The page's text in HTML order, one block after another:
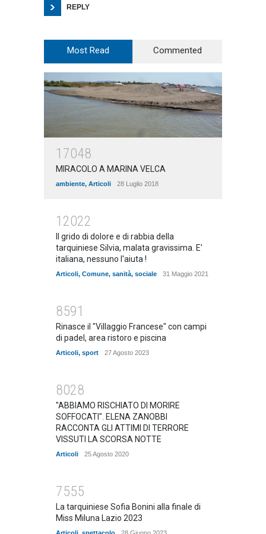
REPLY
Most Read Commented
17048
MIRACOLO A MARINA VELCA
ambiente, Articoli 28 Luglio 2018
12022
Il grido di dolore e di rabbia della
tarquiniese Silvia, malata gravissima. E'
italiana, nessuno l'aiuta !
Articoli, Comune, sanità, sociale 31 Maggio 2021
8591
Rinasce il "Villaggio Francese" con campi
di padel, area ristoro e piscina
Articoli, sport 27 Agosto 2023
8028
"ABBIAMO RISCHIATO DI MORIRE
SOFFOCATI". ELENA ZANOBBI
RACCONTA GLI ATTIMI DI TERRORE
VISSUTI LA SCORSA NOTTE
Articoli 25 Agosto 2020
7555
La tarquiniese Sofia Bonini alla finale di
Miss Miluna Lazio 2023